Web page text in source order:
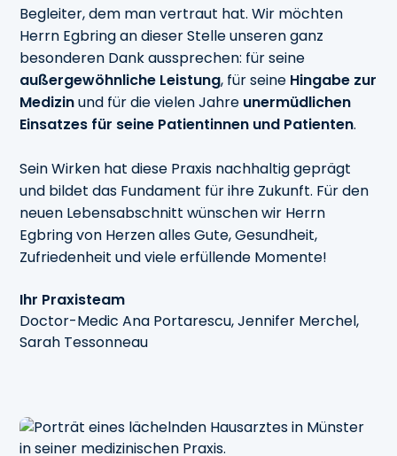
Begleiter, dem man vertraut hat. Wir möchten
Herrn Egbring an dieser Stelle unseren ganz
besonderen Dank aussprechen: für seine
außergewöhnliche Leistung, für seine Hingabe zur
Medizinund für die vielen Jahre unermüdlichen
Einsatzes für seine Patientinnen und Patienten.
Sein Wirken hat diese Praxis nachhaltig geprägt
und bildet das Fundament für ihre Zukunft. Für den
neuen Lebensabschnitt wünschen wir Herrn
Egbring von Herzen alles Gute, Gesundheit,
Zufriedenheit und viele erfüllende Momente!
Ihr Praxisteam
Doctor-Medic Ana Portarescu, Jennifer Merchel,
Sarah Tessonneau